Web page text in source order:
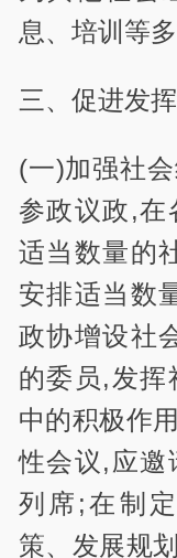
息、培训等
三、促进发
(一)加强社
参政议政,在
适当数量的
安排适当数
政协增设社
的委员,发挥
中的积极作
性会议,应邀
列席;在制
策、发展规